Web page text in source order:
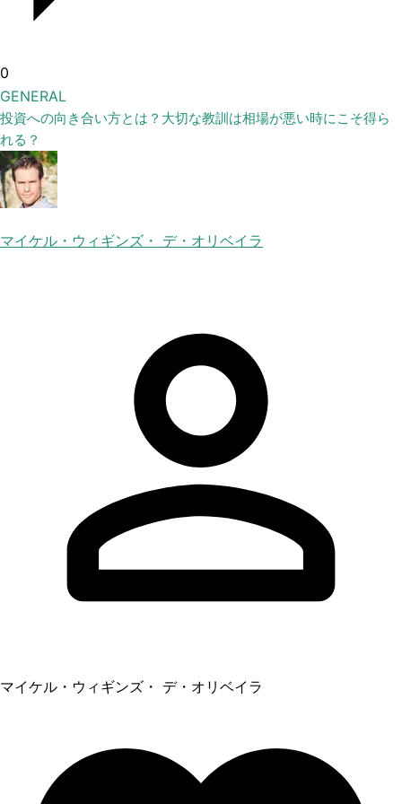
0
GENERAL
投資への向き合い方とは？大切な教訓は相場が悪い時にこそ得ら
れる？
マイケル・ウィギンズ・ デ・オリベイラ
マイケル・ウィギンズ・ デ・オリベイラ